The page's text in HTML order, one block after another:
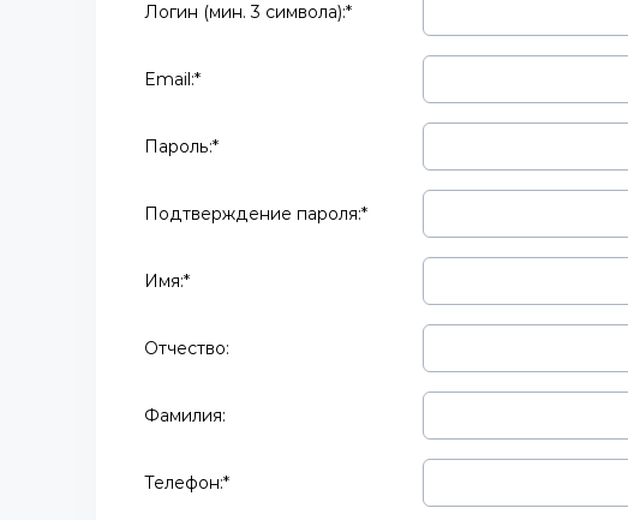
Логин (мин. 3 символа):*
Email:*
Пароль:*
Подтверждение пароля:*
Имя:*
Отчество:
Фамилия:
Телефон:*